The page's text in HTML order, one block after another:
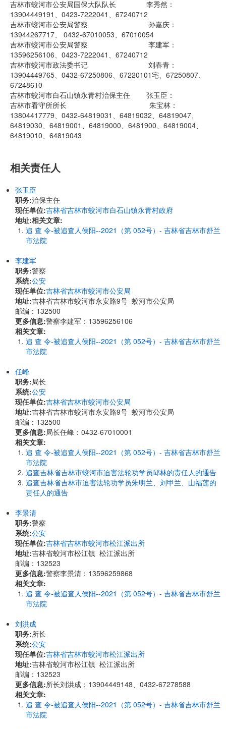
吉林市蛟河市公安局国保大队队长 李秀然：
13904449191、0423-7222041、67240712
吉林市蛟河市公安局警察 孙嘉庆：
13944267717、 0432-67010053、67010054
吉林市蛟河市公安局警察 李建军：
13596256106、0423-7222041、67240712
吉林市蛟河市政法委书记 刘春青：
13904449765、0432-67250806、67220101宅、67250807、
67248610
吉林市蛟河市白石山镇永青村治保主任 张玉臣：
吉林市看守所所长 朱宝林：
13804417779、0432-64819031、64819032、64819047、
64819030、64819001、64819000、6481900、64819004、
64819010、64819043
相关责任人
张玉臣
职务:治保主任
现任单位:吉林省吉林市蛟河市白石山镇永青村政府
地址:相关文章:
追 查 令-被追查人侯阳--2021（第 052号）- 吉林省吉林市舒兰
市法院
李建军
职务:警察
系统:公安
现任单位:吉林省吉林市蛟河市公安局
地址:吉林省吉林市蛟河市永安路9号 蛟河市公安局
邮编：132500
更多信息:警察李建军：13596256106
相关文章:
追 查 令-被追查人侯阳--2021（第 052号）- 吉林省吉林市舒兰
市法院
任峰
职务:局长
系统:公安
现任单位:吉林省吉林市蛟河市公安局
地址:吉林省吉林市蛟河市永安路9号 蛟河市公安局
邮编：132500
更多信息:局长任峰：0432-67010001
相关文章:
追 查 令-被追查人侯阳--2021（第 052号）- 吉林省吉林市舒兰
市法院
追查吉林省吉林市蛟河市迫害法轮功学员邱林的责任人的通告
追查吉林省吉林市迫害法轮功学员朱明兰、刘甲兰、山福莲的
责任人的通告
李景清
职务:警察
系统:公安
现任单位:吉林省吉林市蛟河市松江派出所
地址:吉林省蛟河市松江镇 松江派出所
邮编：132523
更多信息:警察李景清：13596259868
相关文章:
追 查 令-被追查人侯阳--2021（第 052号）- 吉林省吉林市舒兰
市法院
刘洪成
职务:所长
系统:公安
现任单位:吉林省吉林市蛟河市松江派出所
地址:吉林省蛟河市松江镇 松江派出所
邮编：132523
更多信息:所长刘洪成：13904449148、0432-67278588
相关文章:
追 查 令-被追查人侯阳--2021（第 052号）- 吉林省吉林市舒兰
市法院